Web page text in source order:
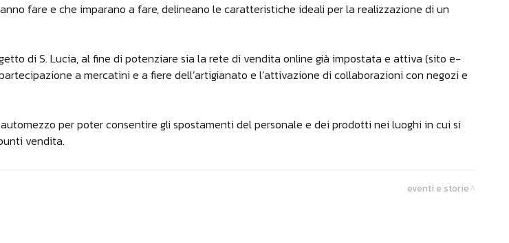
fare e che imparano a fare, delineano le caratteristiche ideali per la realizzazione di un
di S. Lucia, al fine di potenziare sia la rete di vendita online già impostata e attiva (sito e-
a mercatini e a fiere dell’artigianato e l’attivazione di collaborazioni con negozi e
per poter consentire gli spostamenti del personale e dei prodotti nei luoghi in cui si
vendita.
eventi e storie